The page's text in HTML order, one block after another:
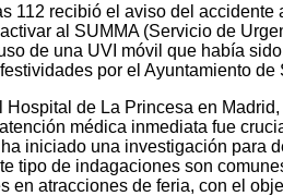
112 recibió el aviso del accidente
al SUMMA (Servicio de
de una UVI móvil que había
por el Ayuntamiento
Hospital de La Princesa en
médica inmediata fue
iniciado una investigación para
tipo de indagaciones son
en atracciones de feria, con el